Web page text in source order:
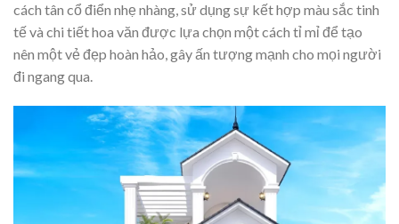
cách tân cổ điển nhẹ nhàng, sử dụng sự kết hợp màu sắc tinh
tế và chi tiết hoa văn được lựa chọn một cách tỉ mỉ để tạo
nên một vẻ đẹp hoàn hảo, gây ấn tượng mạnh cho mọi người
đi ngang qua.